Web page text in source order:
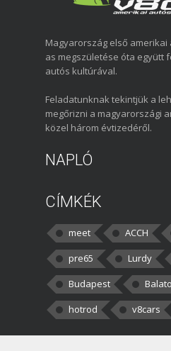
Magyarország első amerikai
as megszületése óta együtt
autós kultúrával.
Feladatunknak tekintjük a
megőrizni a magyarországi
közel három évtizedéről.
NAPLÓ
CÍMKÉK
meet ACCH
pre65
Lurdy
Budapest
hotrod
v8cars